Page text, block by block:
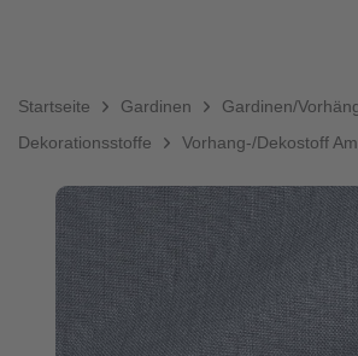
Startseite Gardinen
Gardinen/
Dekorationsstoffe
Vorhang-/Dekostoff